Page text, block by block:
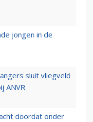
jongen in de
sluit vliegveld
ANVR
doordat onder